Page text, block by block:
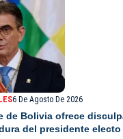
6 De Agosto De 2026
de Bolivia ofrece
del presidente